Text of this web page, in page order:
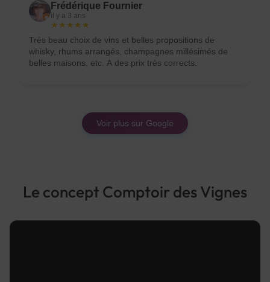
Frédérique Fournier
il y a 3 ans
★★★★★
Très beau choix de vins et belles propositions de
whisky, rhums arrangés, champagnes millésimés de
belles maisons, etc. A des prix très corrects.
il y a un an
★★★★☆
il y a 8 mois
Voir plus sur Google
Le concept Comptoir des Vignes